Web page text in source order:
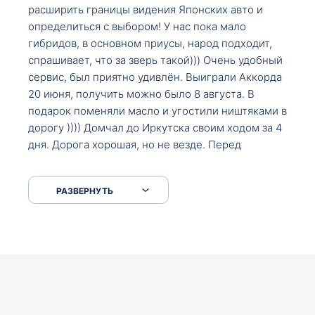
расширить границы видения Японских авто и
определиться с выбором! У нас пока мало
гибридов, в основном приусы, народ подходит,
спрашивает, что за зверь такой))) Очень удобный
сервис, был приятно удивлён. Выиграли Аккорда
20 июня, получить можно было 8 августа. В
подарок поменяли масло и угостили ништяками в
дорогу )))) Домчал до Иркутска своим ходом за 4
дня. Дорога хорошая, но не везде. Перед
серпантинах по пути следования.
РАЗВЕРНУТЬ